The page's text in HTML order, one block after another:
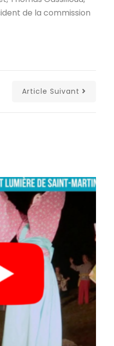
de la commission
Article Suivant